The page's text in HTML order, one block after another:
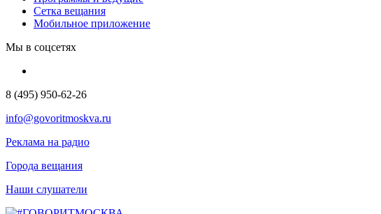
Сетка вещания
Мобильное приложение
Мы в соцсетях
8 (495) 950-62-26
info@govoritmoskva.ru
Реклама на радио
Города вещания
Наши слушатели